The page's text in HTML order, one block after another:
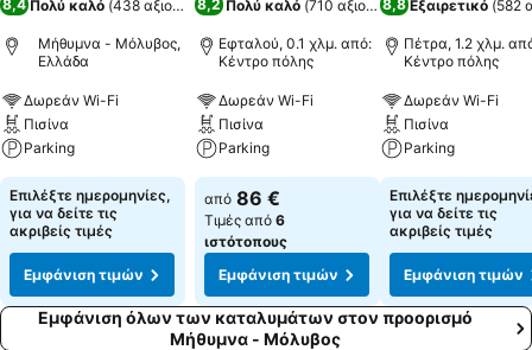
8,4 Πολύ καλό (438 αξιολογήσεις)
Μήθυμνα - Μόλυβος,
Ελλάδα
Δωρεάν Wi-Fi
Πισίνα
Parking
Επιλέξτε ημερομηνίες,
για να δείτε τις
ακριβείς τιμές
Εμφάνιση τιμών
8,2 Πολύ καλό (710 αξιολογήσεις)
Εφταλού, 0.1 χλμ. από:
Κέντρο πόλης
Δωρεάν Wi-Fi
Πισίνα
Parking
από 86 €
Τιμές από 6
ιστότοπους
Εμφάνιση τιμών
8,8 Εξαιρετικό (582
Πέτρα, 1.2 χλμ.
Κέντρο πόλης
Δωρεάν Wi-Fi
Πισίνα
Parking
Επιλέξτε
για να δείτε τις
ακριβείς τιμές
Εμφάνιση τιμών
Εμφάνιση όλων των καταλυμάτων στον προορισμό
Μήθυμνα - Μόλυβος